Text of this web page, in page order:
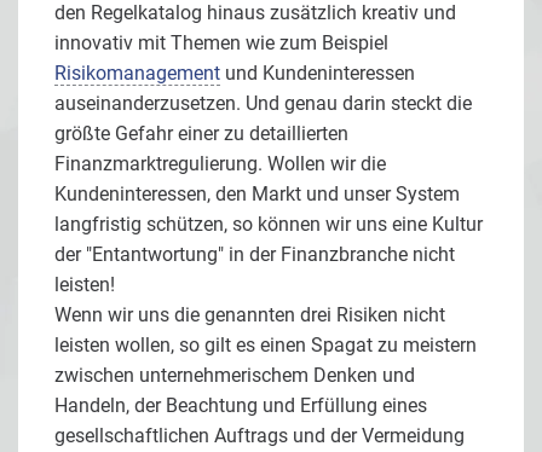
den Regelkatalog hinaus zusätzlich kreativ und
innovativ mit Themen wie zum Beispiel
Risikomanagement und Kundeninteressen
auseinanderzusetzen. Und genau darin steckt die
größte Gefahr einer zu detaillierten
Finanzmarktregulierung. Wollen wir die
Kundeninteressen, den Markt und unser System
langfristig schützen, so können wir uns eine Kultur
der "Entantwortung" in der Finanzbranche nicht
leisten!
Wenn wir uns die genannten drei Risiken nicht
leisten wollen, so gilt es einen Spagat zu meistern
zwischen unternehmerischem Denken und
Handeln, der Beachtung und Erfüllung eines
gesellschaftlichen Auftrags und der Vermeidung